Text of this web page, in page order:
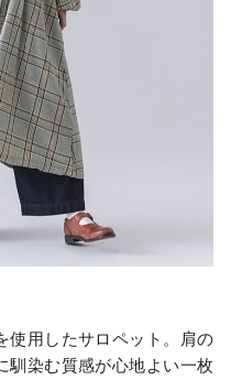
使用したサロペット。肩の
馴染む質感が心地よい一枚